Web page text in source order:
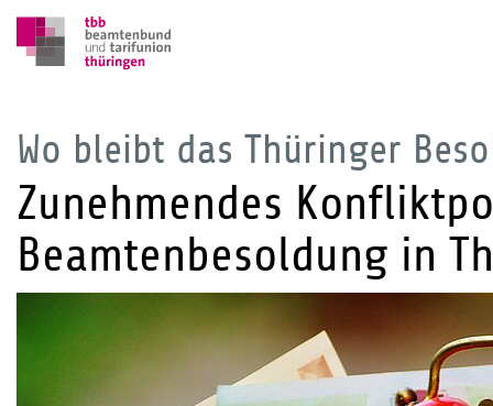
Wo bleibt das Thüringer
Zunehmendes
Beamtenbesoldung in